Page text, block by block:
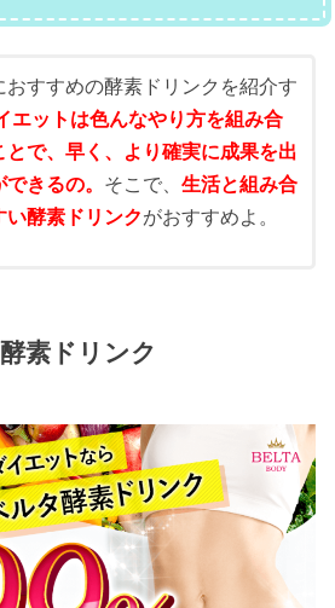
おすすめの酵素ドリンクを紹介す
エットは色んなやり方を組み合
とで、早く、より確実に成果を出
きるの。 そこで、 生活と組み合
い酵素ドリンクがおすすめよ。
素ドリンク